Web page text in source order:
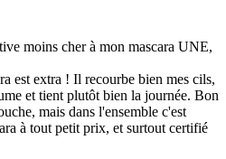
moins cher à mon mascara UNE,
est extra ! Il recourbe bien mes cils,
et tient plutôt bien la journée. Bon
mais dans l'ensemble c'est
à tout petit prix, et surtout certifié